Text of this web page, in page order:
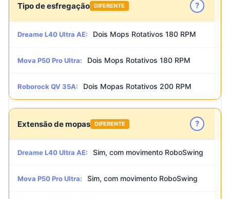
Tipo de esfregação DIFERENTE ?
Dreame L40 Ultra AE: Dois Mops Rotativos 180 RPM
Mova P50 Pro Ultra: Dois Mops Rotativos 180 RPM
Roborock QV 35A: Dois Mopas Rotativos 200 RPM
Extensão de mopas DIFERENTE ?
Dreame L40 Ultra AE: Sim, com movimento RoboSwing
Mova P50 Pro Ultra: Sim, com movimento RoboSwing